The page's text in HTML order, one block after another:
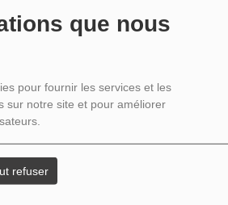
que nous
pour fournir les services et les
sur notre site et pour améliorer
refuser